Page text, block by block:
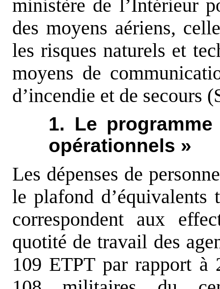
ministère de l’Intérieur
des moyens aériens,
les risques naturels et
moyens de
d’incendie et de secours
1. Le
opérationnels »
Les dépenses de
le plafond
correspondent aux
quotité de travail des
109 ETPT par rapport à